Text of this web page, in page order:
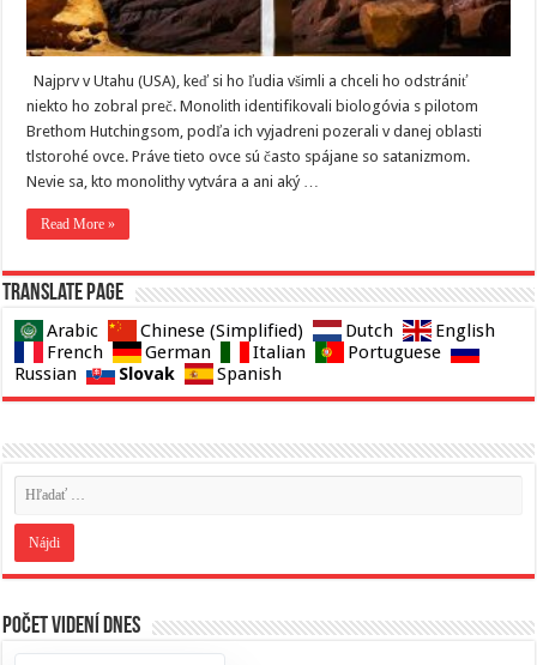
Najprv v Utahu (USA), keď si ho ľudia všimli a chceli ho odstrániť
niekto ho zobral preč. Monolith identifikovali biologóvia s pilotom
Brethom Hutchingsom, podľa ich vyjadreni pozerali v danej oblasti
tlstorohé ovce. Práve tieto ovce sú často spájane so satanizmom.
Nevie sa, kto monolithy vytvára a ani aký …
Read More »
Translate page
Arabic Chinese (Simplified) Dutch
English
French
German Italian
Portuguese
Russian
Slovak Spanish
Počet videní dnes